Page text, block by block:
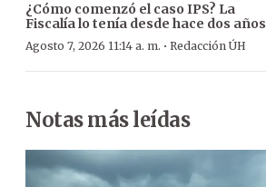
¿Cómo comenzó el caso IPS? La
Fiscalía lo tenía desde hace dos años
Agosto 7, 2026 11:14 a. m. · Redacción ÚH
Notas más leídas